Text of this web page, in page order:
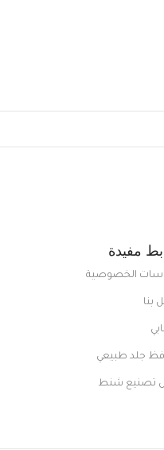
مفيدة
الخصوصية
بنا
جلد طبيعي
تصنيع شنط